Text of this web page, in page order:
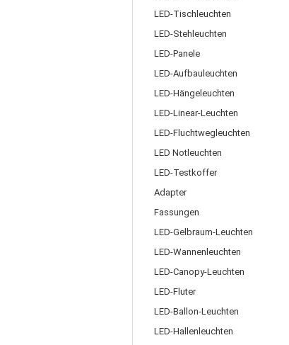
LED-Tischleuchten
LED-Stehleuchten
LED-Panele
LED-Aufbauleuchten
LED-Hängeleuchten
LED-Linear-Leuchten
LED-Fluchtwegleuchten
LED Notleuchten
LED-Testkoffer
Adapter
Fassungen
LED-Gelbraum-Leuchten
LED-Wannenleuchten
LED-Canopy-Leuchten
LED-Fluter
LED-Ballon-Leuchten
LED-Hallenleuchten